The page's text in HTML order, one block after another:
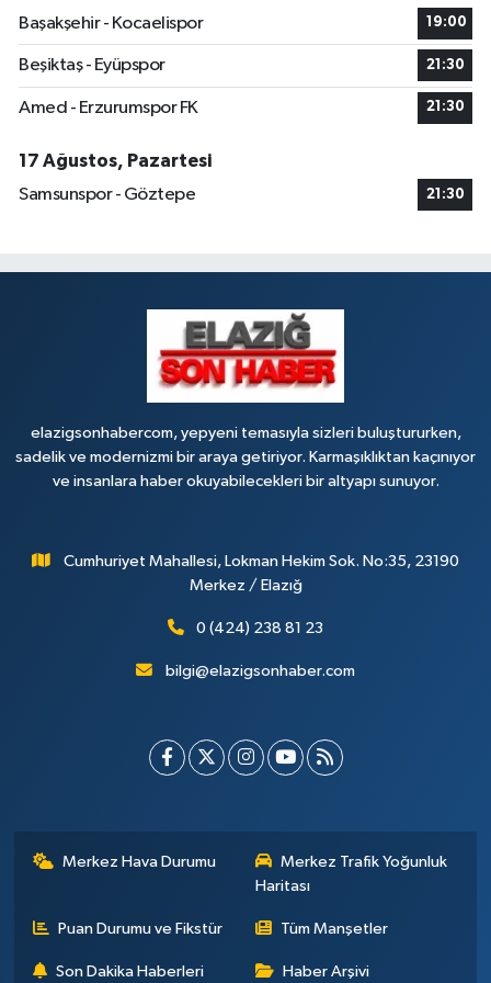
Makfire Eczanesi
Çaydaçıra Mahallesi, Adnan Kahveci Caddesi, No:29 Merkez Elazığ
Başakşehir - Kocaelispor
19:00
Beşiktaş - Eyüpspor 21:30
Amed - Erzurumspor FK 21:30
17 Ağustos, Pazartesi
Samsunspor - Göztepe
21:30
elazigsonhabercom, yepyeni temasıyla sizleri buluştururken,
sadelik ve modernizmi bir araya getiriyor. Karmaşıklıktan kaçınıyor
ve insanlara haber okuyabilecekleri bir altyapı sunuyor.
Cumhuriyet Mahallesi, Lokman Hekim Sok. No:35, 23190
Merkez / Elazığ
0 (424) 238 81 23
bilgi@elazigsonhaber.com
Merkez Hava Durumu
Merkez Trafik Yoğunluk
Haritası
Puan Durumu ve Fikstür Tüm Manşetler
Son Dakika Haberleri Haber Arşivi